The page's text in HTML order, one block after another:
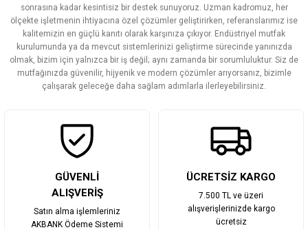
sonrasına kadar kesintisiz bir destek sunuyoruz. Uzman kadromuz, her
ölçekte işletmenin ihtiyacına özel çözümler geliştirirken, referanslarımız ise
kalitemizin en güçlü kanıtı olarak karşınıza çıkıyor. Endüstriyel mutfak
kurulumunda ya da mevcut sistemlerinizi geliştirme sürecinde yanınızda
olmak, bizim için yalnızca bir iş değil; aynı zamanda bir sorumluluktur. Siz de
mutfağınızda güvenilir, hijyenik ve modern çözümler arıyorsanız, bizimle
çalışarak geleceğe daha sağlam adımlarla ilerleyebilirsiniz.
GÜVENLİ
ALIŞVERİŞ
Satın alma işlemleriniz
AKBANK Ödeme Sistemi
ÜCRETSİZ KARGO
7.500 TL ve üzeri
alışverişlerinizde kargo
ücretsiz